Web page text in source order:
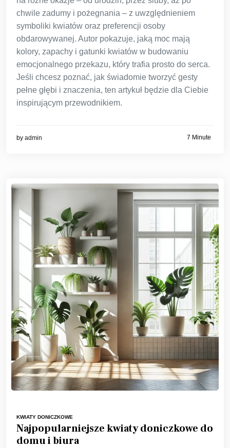
chwile zadumy i pożegnania – z uwzględnieniem
symboliki kwiatów oraz preferencji osoby
obdarowywanej. Autor pokazuje, jaką moc mają
kolory, zapachy i gatunki kwiatów w budowaniu
emocjonalnego przekazu, który trafia prosto do serca.
Jeśli chcesz poznać, jak świadomie tworzyć gesty
pełne głębi i znaczenia, ten artykuł będzie dla Ciebie
inspirującym przewodnikiem.
by admin 7 Minute
KWIATY DONICZKOWE
Najpopularniejsze kwiaty doniczkowe do
domu i biura